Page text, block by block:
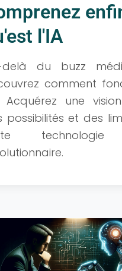
l'IA
delà du buzz
comment
Acquérez une
possibilités et des
technologie